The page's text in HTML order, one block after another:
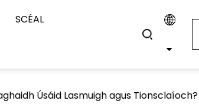
SCÉAL
Úsáid Lasmuigh agus Tionsclaíoch?